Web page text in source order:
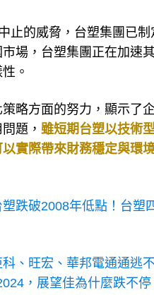
止的威脅，台塑集團已
場，台塑集團正在加速
。
略方面的努力，顯示了
題， 雖短期台塑以技術
實際帶來財務穩定與環
塑跌破2008年低點！台塑
、旺宏、華邦電通通逃不
，展望佳為什麼跌不停